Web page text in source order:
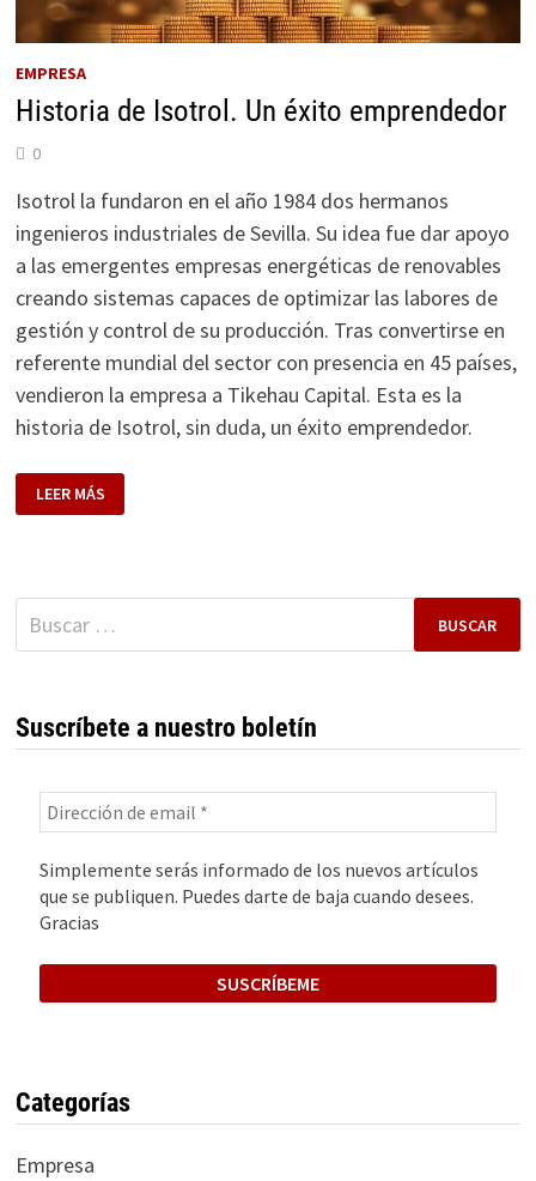
EMPRESA
Historia de Isotrol. Un éxito emprendedor
0
Isotrol la fundaron en el año 1984 dos hermanos
ingenieros industriales de Sevilla. Su idea fue dar apoyo
a las emergentes empresas energéticas de renovables
creando sistemas capaces de optimizar las labores de
gestión y control de su producción. Tras convertirse en
referente mundial del sector con presencia en 45 países,
vendieron la empresa a Tikehau Capital. Esta es la
historia de Isotrol, sin duda, un éxito emprendedor.
HISTORIA
DE
ISOTROL.
LEER MÁS
Buscar:
Suscríbete a nuestro boletín
Simplemente serás informado de los nuevos artículos
que se publiquen. Puedes darte de baja cuando desees.
Gracias
Categorías
Empresa